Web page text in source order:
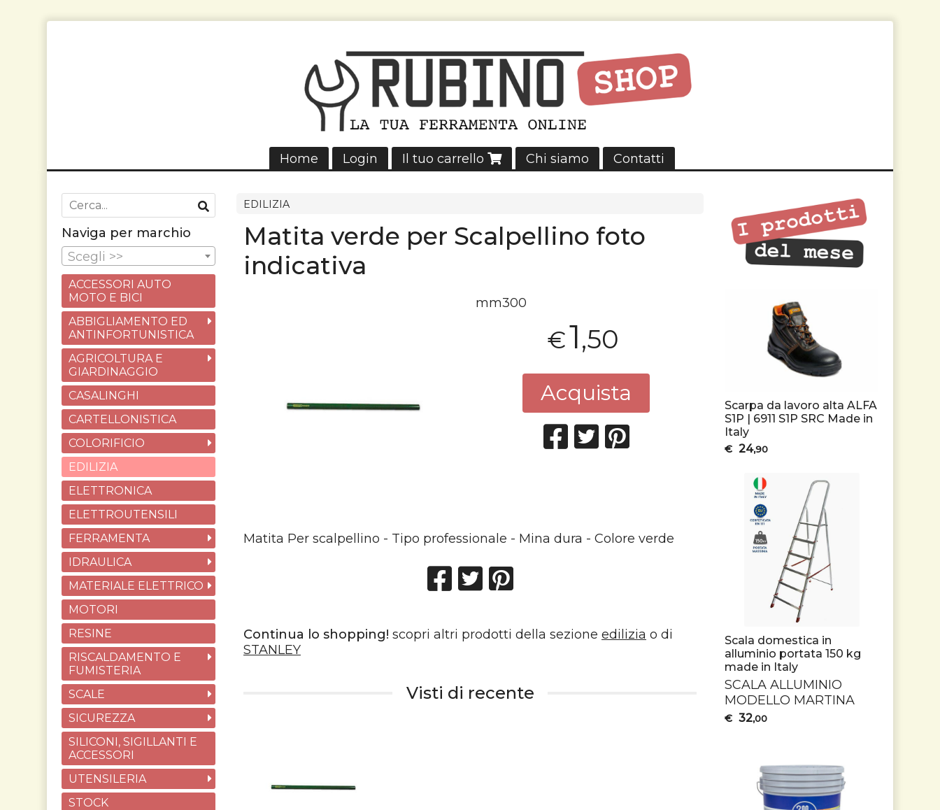
Home Login Il tuo carrello Chi siamo Contatti
EDILIZIA
Matita verde per Scalpellino foto
indicativa
mm300
€1,50
Acquista
Matita Per scalpellino - Tipo professionale - Mina dura - Colore verde
Continua lo shopping! scopri altri prodotti della sezione edilizia o di
STANLEY
Visti di recente
Naviga per marchio
Scegli >>
ACCESSORI AUTO
MOTO E BICI
ABBIGLIAMENTO ED
ANTINFORTUNISTICA
AGRICOLTURA E
GIARDINAGGIO
CASALINGHI
CARTELLONISTICA
COLORIFICIO
EDILIZIA
ELETTRONICA
ELETTROUTENSILI
FERRAMENTA
IDRAULICA
MATERIALE ELETTRICO
MOTORI
RESINE
RISCALDAMENTO E
FUMISTERIA
SCALE
SICUREZZA
SILICONI, SIGILLANTI E
ACCESSORI
UTENSILERIA
STOCK
Scarpa da lavoro alta ALFA
S1P | 6911 S1P SRC Made in
Italy
€ 24,90
Scala domestica in
alluminio portata 150 kg
made in Italy
SCALA ALLUMINIO
MODELLO MARTINA
€ 32,00